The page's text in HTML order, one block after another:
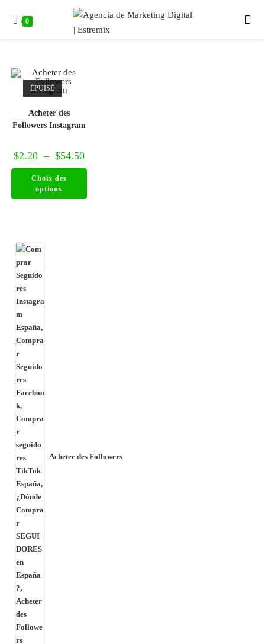
0
ÉPUISÉ
Acheter des
Followers Instagram
$2.20 – $54.50
Choix des
options
Acheter des Followers